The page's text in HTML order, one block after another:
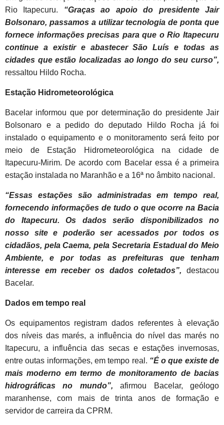
Rio Itapecuru. “Graças ao apoio do presidente Jair
Bolsonaro, passamos a utilizar tecnologia de ponta que
fornece informações precisas para que o Rio Itapecuru
continue a existir e abastecer São Luís e todas as
cidades que estão localizadas ao longo do seu curso”,
ressaltou Hildo Rocha.
Estação Hidrometeorológica
Bacelar informou que por determinação do presidente Jair
Bolsonaro e a pedido do deputado Hildo Rocha já foi
instalado o equipamento e o monitoramento será feito por
meio de Estação Hidrometeorológica na cidade de
Itapecuru-Mirim. De acordo com Bacelar essa é a primeira
estação instalada no Maranhão e a 16ª no âmbito nacional.
“Essas estações são administradas em tempo real,
fornecendo informações de tudo o que ocorre na Bacia
do Itapecuru. Os dados serão disponibilizados no
nosso site e poderão ser acessados por todos os
cidadãos, pela Caema, pela Secretaria Estadual do Meio
Ambiente, e por todas as prefeituras que tenham
interesse em receber os dados coletados”, destacou
Bacelar.
Dados em tempo real
Os equipamentos registram dados referentes à elevação
dos níveis das marés, a influência do nível das marés no
Itapecuru, a influência das secas e estações invernosas,
entre outas informações, em tempo real. “É o que existe de
mais moderno em termo de monitoramento de bacias
hidrográficas no mundo”,afirmou Bacelar, geólogo
maranhense, com mais de trinta anos de formação e
servidor de carreira da CPRM.